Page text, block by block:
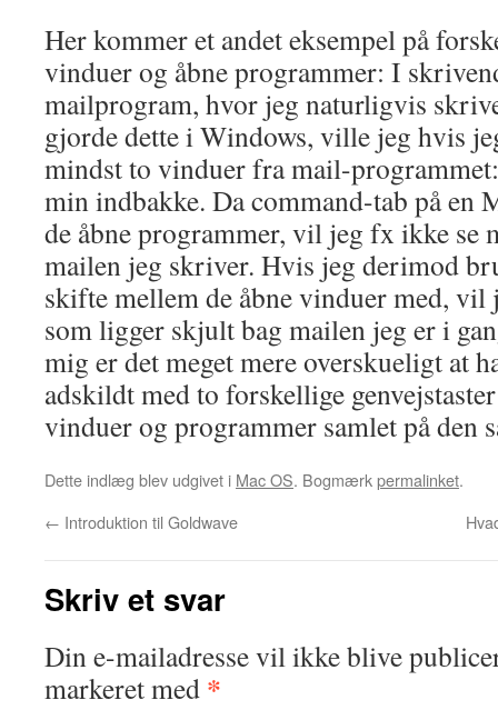
Her kommer et andet eksempel på
vinduer og åbne programmer: I
mailprogram, hvor jeg naturligvis
gjorde dette i Windows, ville jeg hvis
mindst to vinduer fra mail-
min indbakke. Da command-tab på en
de åbne programmer, vil jeg fx ikke se
mailen jeg skriver. Hvis jeg derimod
skifte mellem de åbne vinduer med, vil
som ligger skjult bag mailen jeg er i
mig er det meget mere overskueligt at
adskildt med to forskellige
vinduer og programmer samlet på den
Dette indlæg blev udgivet i Mac OS. Bogmærkpermalinket.
← Introduktion til Goldwave
Skriv et svar
Din e-mailadresse vil ikke blive
markeret med *